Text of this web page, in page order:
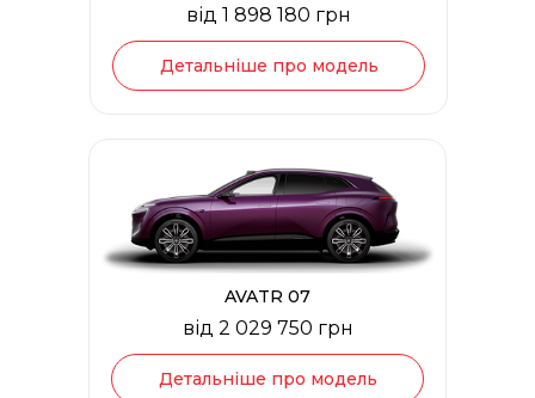
Детальніше про модель
AVATR 07
від 2 029 750 грн
Детальніше про модель
від 1 898 180 грн